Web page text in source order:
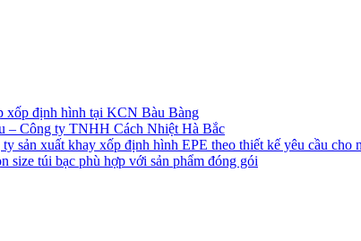
xốp định hình tại KCN Bàu Bàng
– Công ty TNHH Cách Nhiệt Hà Bắc
xuất khay xốp định hình EPE theo thiết kế yêu cầu cho
size túi bạc phù hợp với sản phẩm đóng gói